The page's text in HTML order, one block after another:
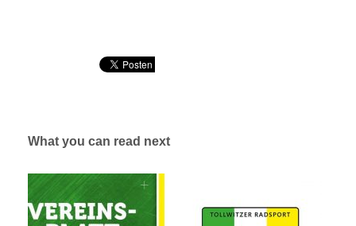
What you can read next